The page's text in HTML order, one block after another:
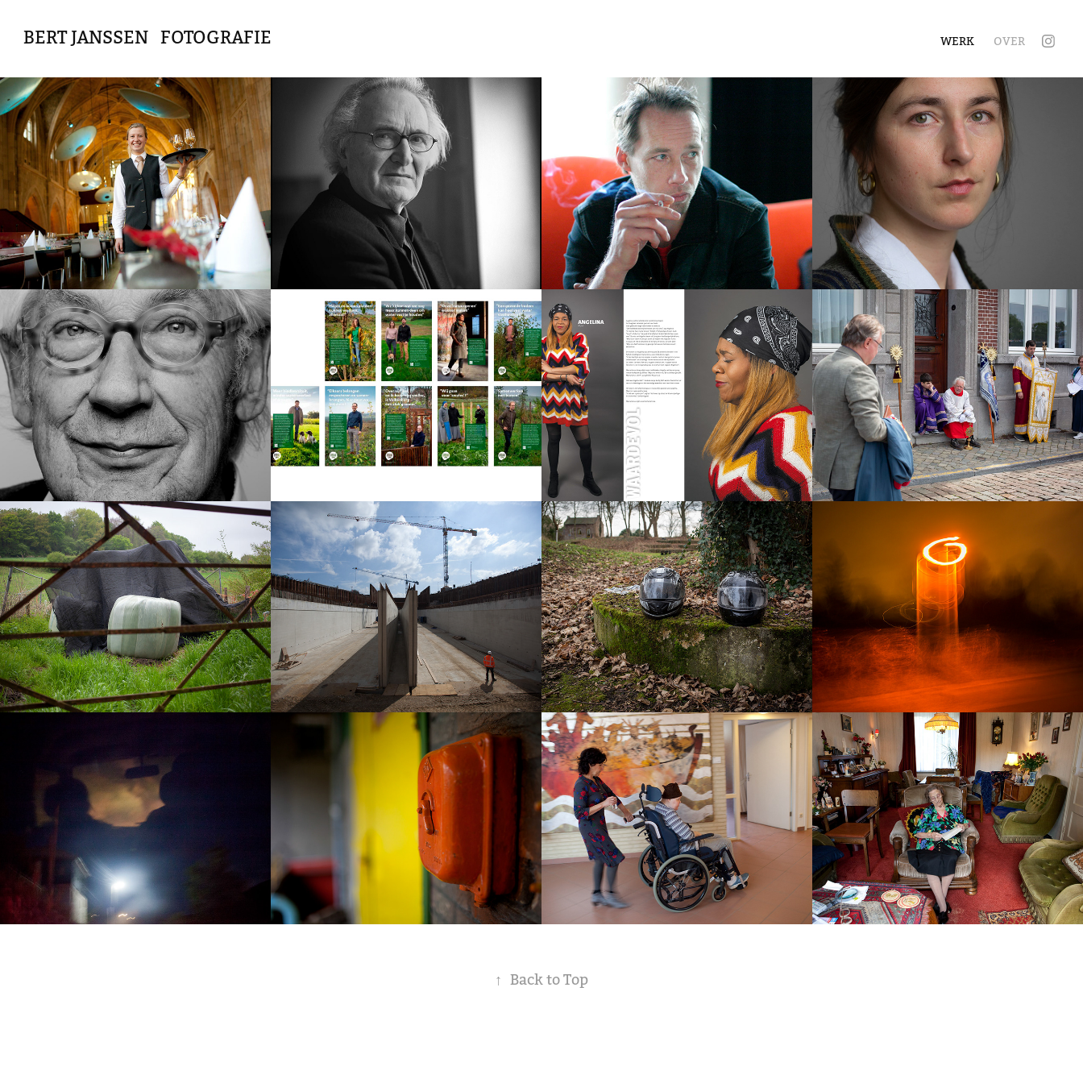
BERT JANSSEN   FOTOGRAFIE WERK OVER
MBO-studenten
2026
Architecten Kunstenaars
Portretten kleur,
2022
2022
Portretten
zwartwit, 2019
2025
Natuurkracht -
2025
Waardevol, Quiet
Maastricht, 2022
2022
Heiligdomsvaart
Maastricht
2025
Ronddwalen
2025
Tijdelijke
uitzichten. De
Groene Loper in
wording.
2023
Eastside -
Westside
2021
In Transit
Transfiguration
Landbouwbelang
culturele
vrijplaats
Momentopnamen,
een maand in het
hospice
2010
Een kleine
geschiedenis
2010
↑ Back to Top